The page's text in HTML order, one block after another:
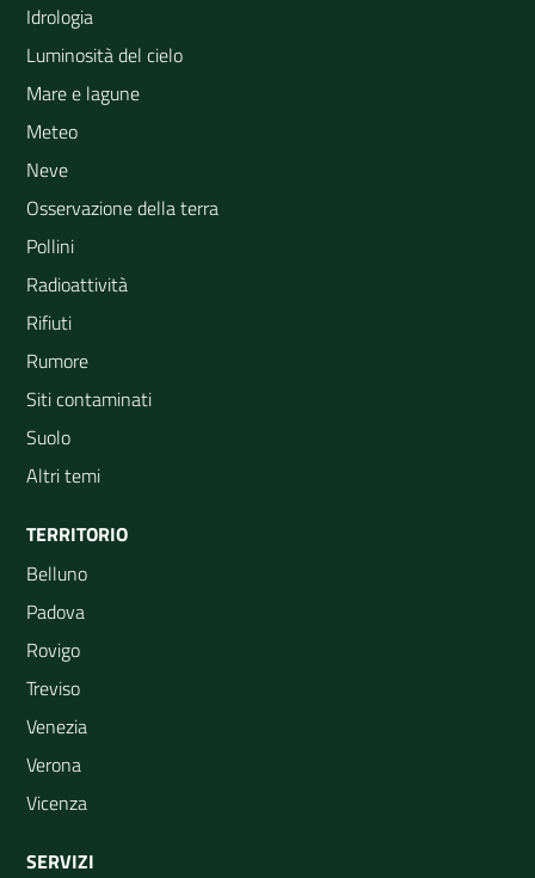
Idrologia
Luminosità del cielo
Mare e lagune
Meteo
Neve
Osservazione della terra
Pollini
Radioattività
Rifiuti
Rumore
Siti contaminati
Suolo
Altri temi
TERRITORIO
Belluno
Padova
Rovigo
Treviso
Venezia
Verona
Vicenza
SERVIZI